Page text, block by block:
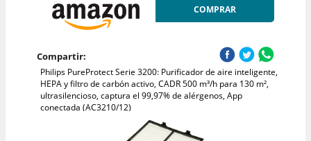
COMPRAR
Compartir:
Philips PureProtect Serie 3200: Purificador de aire inteligente,
HEPA y filtro de carbón activo, CADR 500 m³/h para 130 m²,
ultrasilencioso, captura el 99,97% de alérgenos, App
conectada (AC3210/12)